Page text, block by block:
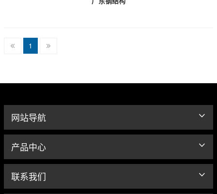
1
网站导航
产品中心
联系我们